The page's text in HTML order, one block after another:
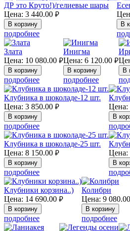
ДР это Круто!)/гелиевые шары
Цена: 3 440.00 руб.
подробнее
Злата
Цена: 10 080.00 руб.
подробнее
Инигма
Цена: 6 120.00 руб.
подробнее
Клубника в шоколаде-12 шт.
Цена: 3 850.00 руб.
подробнее
Цена:
Клубника в шоколаде-25 шт.
Цена: 8 150.00 руб.
подробнее
Цена:
Клубники корзина..)
Цена: 14 690.00 руб.
подробнее
Колибри
Цена: 9 080.00
подробнее